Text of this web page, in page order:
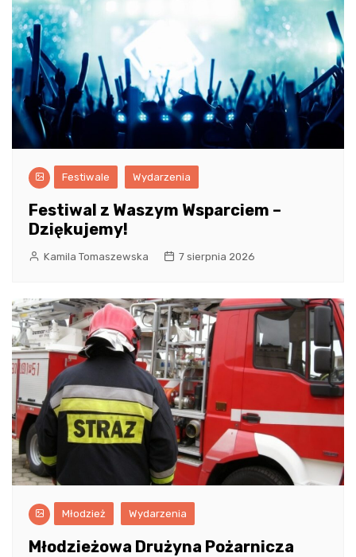
Festiwale Wydarzenia
Festiwal z Waszym Wsparciem –
Dziękujemy!
Kamila Tomaszewska 7 sierpnia 2026
Młodzież Wydarzenia
Młodzieżowa Drużyna Pożarnicza